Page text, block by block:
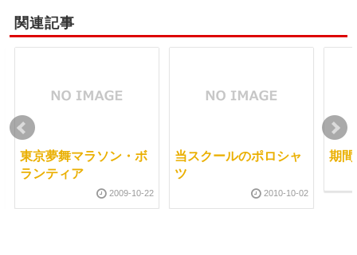
関連記事
東京夢舞マラソン・ボ
ランティア
2009-10-22
当スクールのポロシャ
ツ
2010-10-02
期